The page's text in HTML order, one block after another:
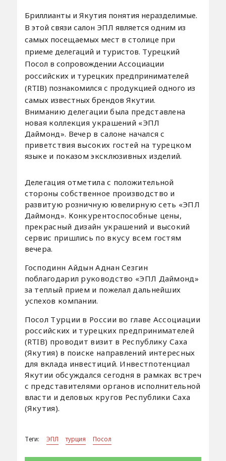
Бриллианты и Якутия понятия неразделимые.
В этой связи салон ЭПЛ является одним из
самых посещаемых мест в столице при
приеме делегаций и туристов. Турецкий
Посол в сопровождении Ассоциации
российских и турецких предпринимателей
(RTIB) познакомился с продукцией одного из
самых известных брендов Якутии.
Вниманию делегации была представлена
новая коллекция украшений «ЭПЛ
Даймонд». Вечер в салоне начался с
приветствия высоких гостей на турецком
языке и показом эксклюзивных изделий.
Делегация отметила с положительной
стороны собственное производство и
развитую розничную ювелирную сеть «ЭПЛ
Даймонд». Конкурентоспособные цены,
прекрасный дизайн украшений и высокий
сервис пришлись по вкусу всем гостям
вечера.
Господинн Айдын Аднан Сезгин
поблагодарил руководство «ЭПЛ Даймонд»
за теплый прием и пожелал дальнейших
успехов компании.
Посол Турции в России во главе Ассоциации
российских и турецких предпринимателей
(RTIB) проводит визит в Республику Саха
(Якутия) в поиске направлений интересных
для вклада инвестиций. Инвестпотенциал
Якутии обсуждался сегодня в рамках встреч
с представителями органов исполнительной
власти и деловых кругов Республики Саха
(Якутия).
Теги: ЭПЛ турция Посол